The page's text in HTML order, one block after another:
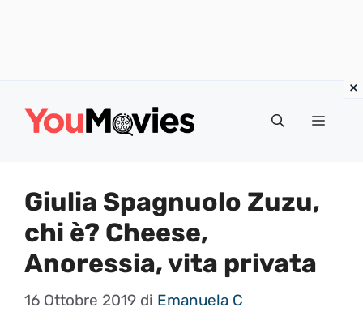
Menu
Giulia Spagnuolo Zuzu,
chi è? Cheese,
Anoressia, vita privata
16 Ottobre 2019 di Emanuela C